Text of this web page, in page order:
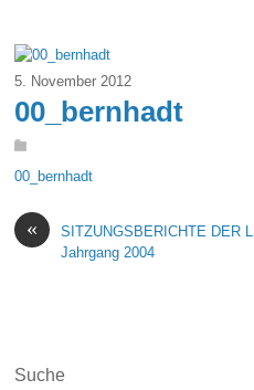
5. November 2012
00_bernhadt
00_bernhadt
«
SITZUNGSBERICHTE DER
Jahrgang 2004
Suche